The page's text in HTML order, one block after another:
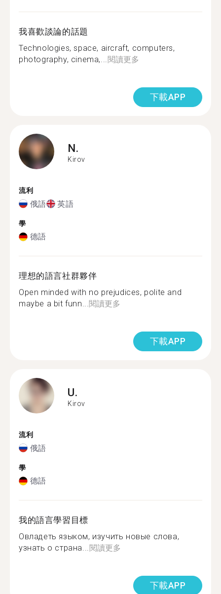
我喜歡談論的話題
Technologies, space, aircraft, computers,
photography, cinema,...閱讀更多
下載APP
N.
Kirov
流利
俄語 英語
學
德語
理想的語言社群夥伴
Open minded with no prejudices, polite and
maybe a bit funn...閱讀更多
下載APP
U.
Kirov
流利
俄語
學
德語
我的語言學習目標
Овладеть языком, изучить новые слова,
узнать о страна...閱讀更多
下載APP